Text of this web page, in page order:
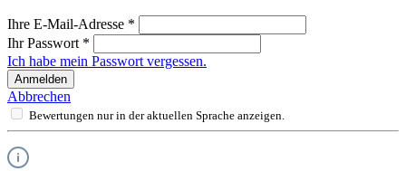
Ihre E-Mail-Adresse *
Ihr Passwort *
Ich habe mein Passwort vergessen.
Anmelden
Abbrechen
Bewertungen nur in der aktuellen Sprache anzeigen.